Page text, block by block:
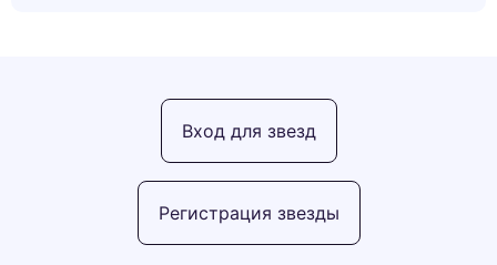
Регистрация звезды
Вход для звезд